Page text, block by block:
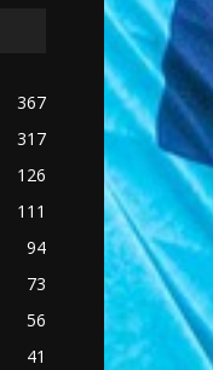
367
317
126
111
94
73
56
41